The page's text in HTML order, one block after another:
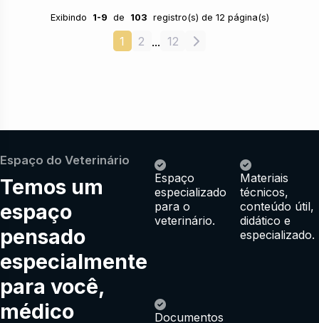
Exibindo 1-9 de 103 registro(s) de 12 página(s)
1 2 ... 12
Espaço do Veterinário
Temos um
espaço
pensado
especialmente
para você,
médico
Espaço
especializado
para o
veterinário.
Materiais
técnicos,
conteúdo útil,
didático e
especializado.
Documentos